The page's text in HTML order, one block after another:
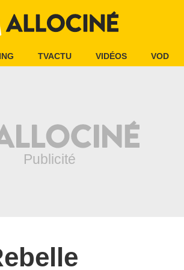
TVACTU VIDÉOS VOD